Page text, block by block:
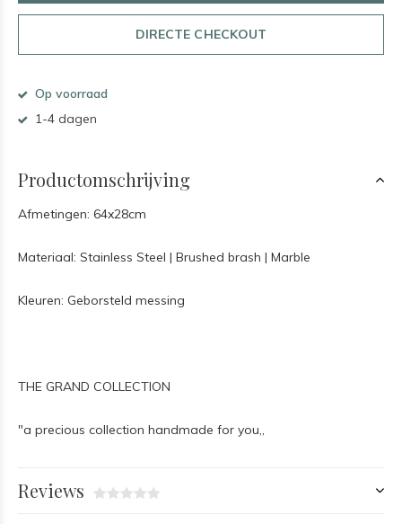
DIRECTE CHECKOUT
Op voorraad
1-4 dagen
Productomschrijving
Afmetingen: 64x28cm
Materiaal: Stainless Steel | Brushed brash | Marble
Kleuren: Geborsteld messing
THE GRAND COLLECTION
"a precious collection handmade for you,,
Reviews